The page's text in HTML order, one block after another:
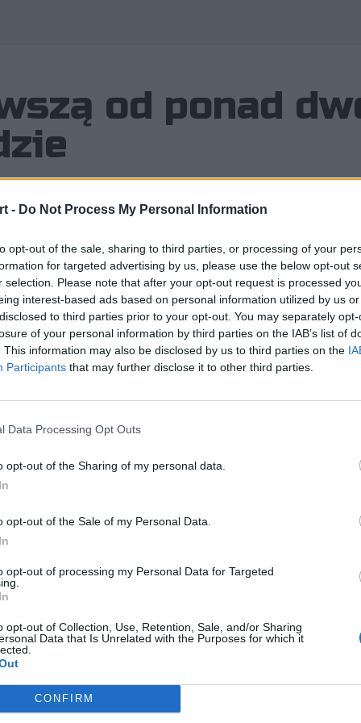
- Do Not Process My Personal Information
opt-out of the sale, sharing to third parties, or processing of your
for targeted advertising by us, please use the below opt-out
selection. Please note that after your opt-out request is processed
interest-based ads based on personal information utilized by us
to third parties prior to your opt-out. You may separately
of your personal information by third parties on the IAB’s list of
This information may also be disclosed by us to third parties on the
Participants that may further disclose it to other third parties.
Data Processing Opt Outs
opt-out of the Sharing of my personal data.
opt-out of the Sale of my Personal Data.
opt-out of processing my Personal Data for Targeted
opt-out of Collection, Use, Retention, Sale, and/or Sharing
Data that Is Unrelated with the Purposes for which it
CONFIRM
od ponad
potrafią co kilka miesięcy
Heretics przez ponad dwa
podziw.
wypadku w obozie Heretics. Oto bowiem poza
Dominykas "MiniBoo" Lukaševičius. –
Trudno coś
chcę też po prostu podziękować wszystkim, którzy
jedną z najważniejszych w moim życiu. To,
słowami. Stałem się tutaj kompletnie inną i lepszą
i jestem w pełni przekonany do mojej decyzji
– zapewnił
slot Movistar KOI w VCT EMEA
Wtedy też dołączył do swojego starszego brata,
Heretyków. Podczas swojego pobytu w hiszpańskiej
oraz zdobycia w 2024 roku wicemistrzostwa świata.
oraz raz na miejscu trzecim. Ponadto przez ostatnie
Litwina w dotychczasowych barwach było
offów.